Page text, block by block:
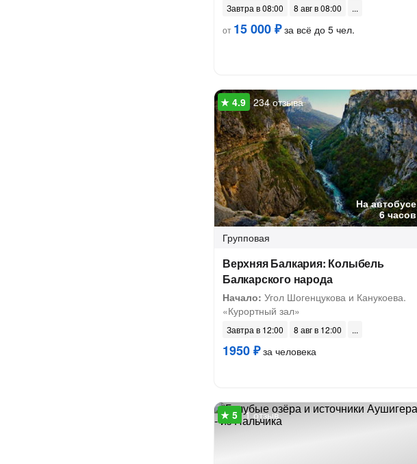
Завтра в 08:00
8 авг в 08:00
от 15 000 ₽за всё до 5 чел.
На автобусе
6 часов
234 отзыва
Групповая
Верхняя Балкария: Колыбель
Балкарского народа
Начало: Угол Шогенцукова и Канукоева.
«Курортный зал»
Завтра в 12:00 8 авг в 12:00
1950 ₽за человека
1 отзыв